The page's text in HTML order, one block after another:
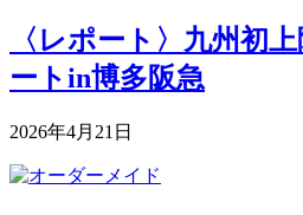
〈レポート〉九州初
ートin博多阪急
2026年4月21日